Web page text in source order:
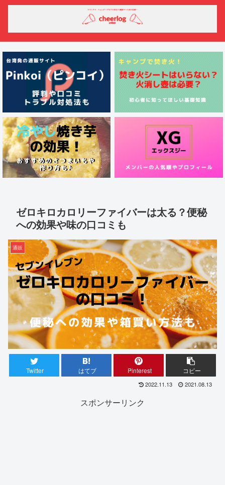
ゼロキロカロリーファイバーは太る？便秘
への効果や味の口コミも
通販
Twitter はてブ Pinterest コピー
2022.11.13 2021.08.13
スポンサーリンク